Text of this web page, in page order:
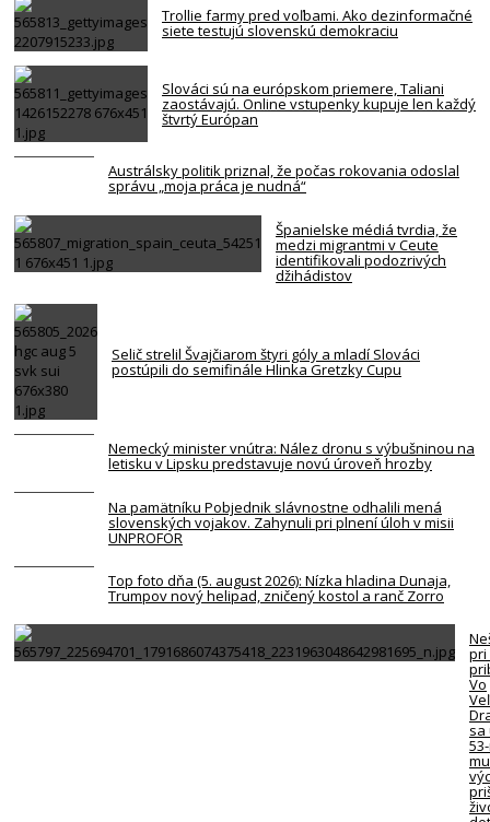
Trollie farmy pred voľbami. Ako dezinformačné
siete testujú slovenskú demokraciu
Slováci sú na európskom priemere, Taliani
zaostávajú. Online vstupenky kupuje len každý
štvrtý Európan
Austrálsky politik priznal, že počas rokovania odoslal
správu „moja práca je nudná“
Španielske médiá tvrdia, že
medzi migrantmi v Ceute
identifikovali podozrivých
džihádistov
Selič strelil Švajčiarom štyri góly a mladí Slováci
postúpili do semifinále Hlinka Gretzky Cupu
Nemecký minister vnútra: Nález dronu s výbušninou na
letisku v Lipsku predstavuje novú úroveň hrozby
Na pamätníku Pobjednik slávnostne odhalili mená
slovenských vojakov. Zahynuli pri plnení úloh v misii
UNPROFOR
Top foto dňa (5. august 2026): Nízka hladina Dunaja,
Trumpov nový helipad, zničený kostol a ranč Zorro
pri
Vo
sa